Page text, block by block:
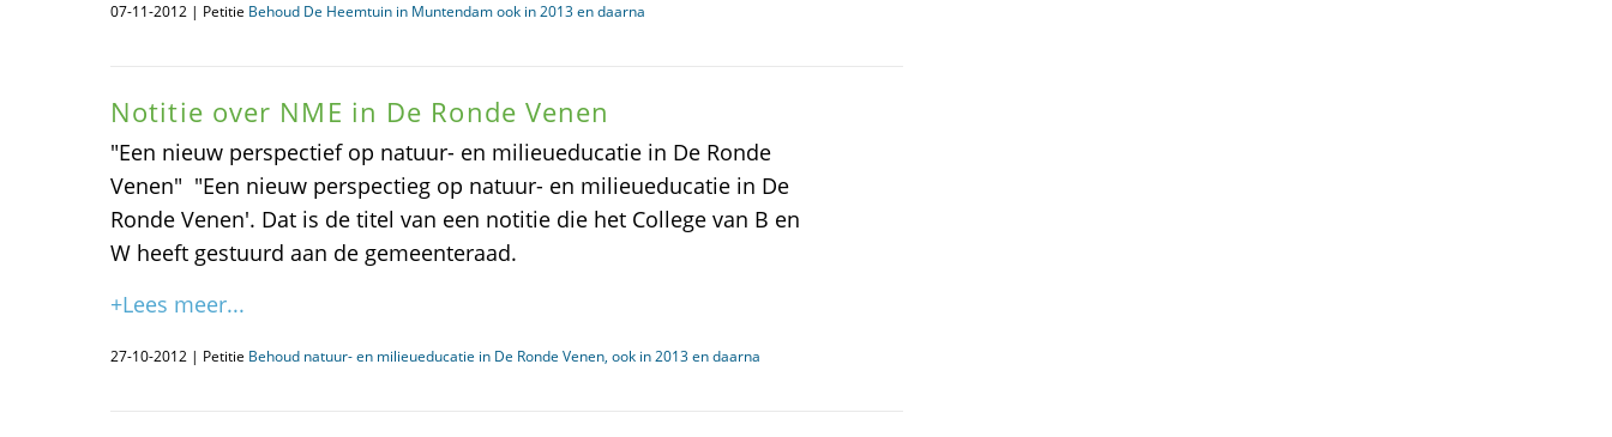
07-11-2012 | Petitie Behoud De Heemtuin in Muntendam ook in 2013 en daarna
Notitie over NME in De Ronde Venen
"Een nieuw perspectief op natuur- en milieueducatie in De Ronde
Venen" "Een nieuw perspectieg op natuur- en milieueducatie in De
Ronde Venen'. Dat is de titel van een notitie die het College van B en
W heeft gestuurd aan de gemeenteraad.
+Lees meer...
27-10-2012 | Petitie Behoud natuur- en milieueducatie in De Ronde Venen, ook in 2013 en daarna